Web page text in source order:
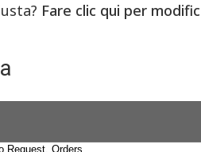
Fare clic qui per